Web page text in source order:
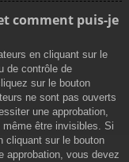
comment puis-je
en cliquant sur le
de contrôle de
sur le bouton
ne sont pas ouverts
une approbation,
même être invisibles. Si
cliquant sur le bouton
approbation, vous devez